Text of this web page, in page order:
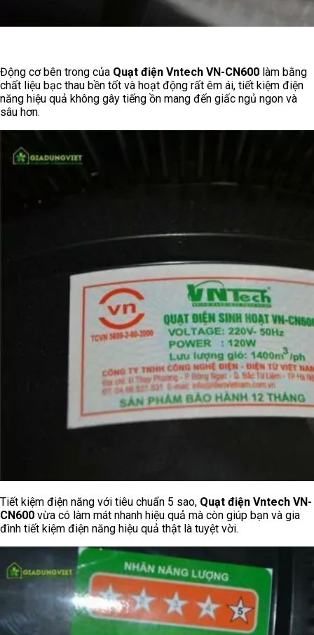
Động cơ bên trong của Quạt điện Vntech VN-CN600 làm bằng
chất liệu bạc thau bền tốt và hoạt động rất êm ái, tiết kiệm điện
năng hiệu quả không gây tiếng ồn mang đến giấc ngủ ngon và
sâu hơn.
Tiết kiệm điện năng với tiêu chuẩn 5 sao, Quạt điện Vntech VN-
CN600 vừa có làm mát nhanh hiệu quả mà còn giúp bạn và gia
đình tiết kiệm điện năng hiệu quả thật là tuyệt vời.